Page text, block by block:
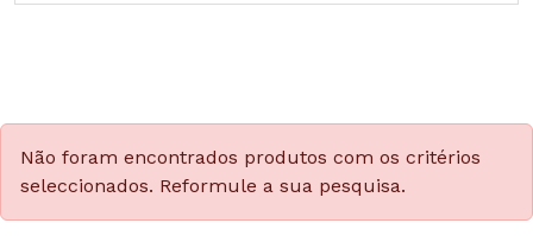
Não foram encontrados produtos com os critérios
seleccionados. Reformule a sua pesquisa.